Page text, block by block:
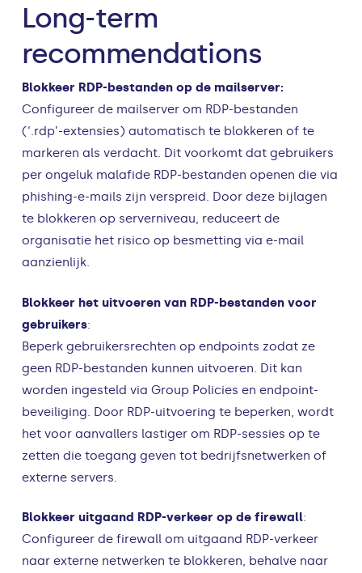
Long-term
recommendations
Blokkeer RDP-bestanden op de mailserver:
Configureer de mailserver om RDP-bestanden
(‘.rdp’-extensies) automatisch te blokkeren of te
markeren als verdacht. Dit voorkomt dat gebruikers
per ongeluk malafide RDP-bestanden openen die via
phishing-e-mails zijn verspreid. Door deze bijlagen
te blokkeren op serverniveau, reduceert de
organisatie het risico op besmetting via e-mail
aanzienlijk.
Blokkeer het uitvoeren van RDP-bestanden voor
gebruikers:
Beperk gebruikersrechten op endpoints zodat ze
geen RDP-bestanden kunnen uitvoeren. Dit kan
worden ingesteld via Group Policies en endpoint-
beveiliging. Door RDP-uitvoering te beperken, wordt
het voor aanvallers lastiger om RDP-sessies op te
zetten die toegang geven tot bedrijfsnetwerken of
externe servers.
Blokkeer uitgaand RDP-verkeer op de firewall:
Configureer de firewall om uitgaand RDP-verkeer
naar externe netwerken te blokkeren, behalve naar